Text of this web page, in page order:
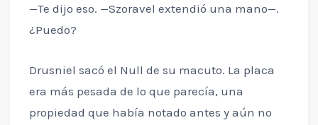
—Te dijo eso. —Szoravel extendió una mano—.
¿Puedo?
Drusniel sacó el Null de su macuto. La placa
era más pesada de lo que parecía, una
propiedad que había notado antes y aún no